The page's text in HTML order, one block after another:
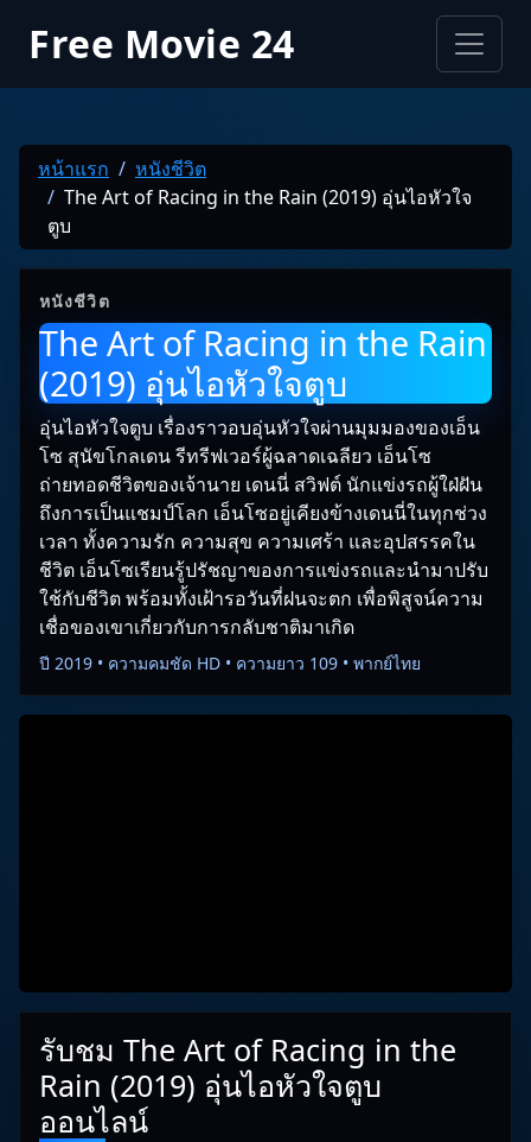
Free Movie 24
หน้าแรก
หนังชีวิต
The Art of Racing in the Rain (2019) อุ่นไอหัวใจ
ตูบ
หนังชีวิต
The Art of Racing in the Rain
(2019) อุ่นไอหัวใจตูบ
อุ่นไอหัวใจตูบ เรื่องราวอบอุ่นหัวใจผ่านมุมมองของเอ็น
โซ สุนัขโกลเดน รีทรีฟเวอร์ผู้ฉลาดเฉลียว เอ็นโซ
ถ่ายทอดชีวิตของเจ้านาย เดนนี่ สวิฟต์ นักแข่งรถผู้ใฝ่ฝัน
ถึงการเป็นแชมป์โลก เอ็นโซอยู่เคียงข้างเดนนี่ในทุกช่วง
เวลา ทั้งความรัก ความสุข ความเศร้า และอุปสรรคใน
ชีวิต เอ็นโซเรียนรู้ปรัชญาของการแข่งรถและนำมาปรับ
ใช้กับชีวิต พร้อมทั้งเฝ้ารอวันที่ฝนจะตก เพื่อพิสูจน์ความ
เชื่อของเขาเกี่ยวกับการกลับชาติมาเกิด
ปี 2019 • ความคมชัด HD • ความยาว 109 • พากย์ไทย
รับชม The Art of Racing in the
Rain (2019) อุ่นไอหัวใจตูบ
ออนไลน์